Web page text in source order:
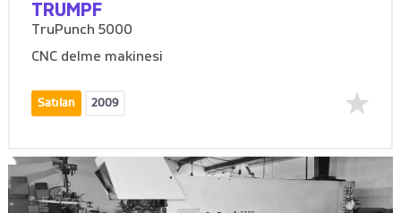
TRUMPF
TruPunch 5000
CNC delme makinesi
Satılan 2009